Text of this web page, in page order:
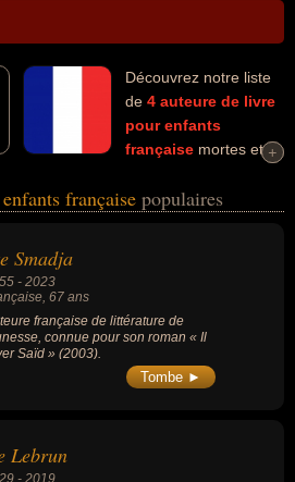
Découvrez notre liste
de 4 auteure de livre
pour enfants
française mortes et
Ces personnalités (de sexe féminin)
Ces célébrités peuvent également
femme d'affaire, romancière,
français, professeure de langue ou
+
+
française populaires
Smadja
- 2023
, 67 ans
française de littérature de
connue pour son roman « Il
Saïd » (2003).
Tombe ►
Lebrun
- 2019